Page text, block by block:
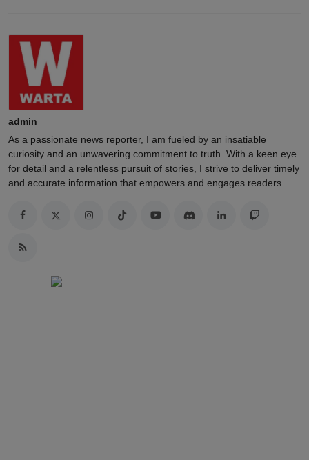
admin
As a passionate news reporter, I am fueled by an insatiable
curiosity and an unwavering commitment to truth. With a keen eye
for detail and a relentless pursuit of stories, I strive to deliver timely
and accurate information that empowers and engages readers.